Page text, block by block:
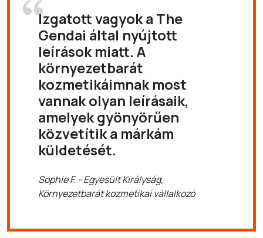
Izgatott vagyok a The
Gendai által nyújtott
leírások miatt. A
környezetbarát
kozmetikáimnak most
vannak olyan leírásaik,
amelyek gyönyörűen
közvetítik a márkám
küldetését.
Sophie F. - Egyesült Királyság,
Környezetbarát kozmetikai vállalkozó